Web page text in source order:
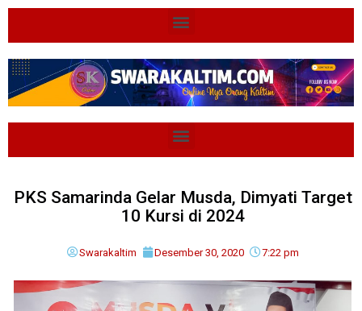
PKS Samarinda Gelar Musda, Dimyati Target
10 Kursi di 2024
Swarakaltim Desember 30, 2020 7:22 pm